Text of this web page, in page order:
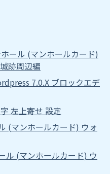
ール (マンホールカード)
跡周辺編
7.0.X ブロックエデ
左上寄せ 設定
(マンホールカード) ウォ
ル (マンホールカード) ウ